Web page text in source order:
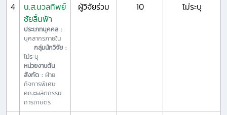
4
น.ส.นวลทิพย์
ชัยลิ้นฟ้า
ประเภทบุคคล :
บุคลากรภายใน
กลุ่มนักวิจัย :
ไม่ระบุ
หน่วยงานต้น
สังกัด : ฝ่าย
กิจการพิเศษ
คณะผลิตกรรม
การเกษตร
ผู้วิจัยร่วม 10 ไม่ระบุ